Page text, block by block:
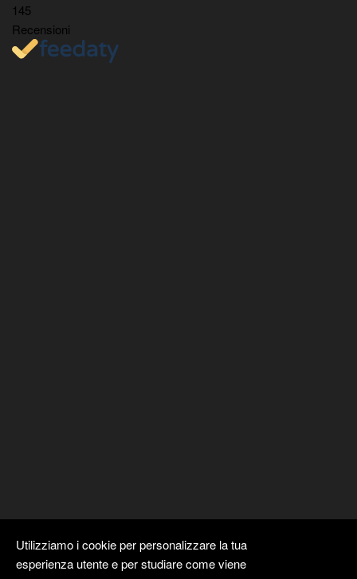
145
Recensioni
Utilizziamo i cookie per personalizzare la tua
esperienza utente e per studiare come viene